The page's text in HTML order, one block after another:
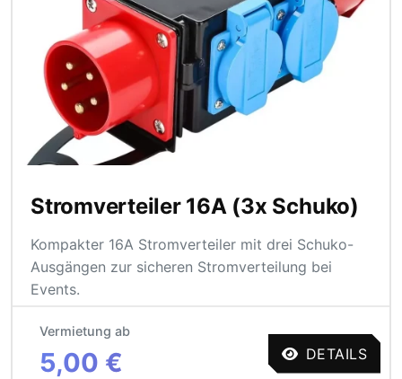
Stromverteiler 16A (3x Schuko)
Kompakter 16A Stromverteiler mit drei Schuko-
Ausgängen zur sicheren Stromverteilung bei
Events.
Vermietung ab
5,00 € DETAILS